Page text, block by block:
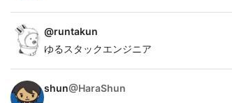
@runtakun
ゆるスタックエンジニア
shun@HaraShun